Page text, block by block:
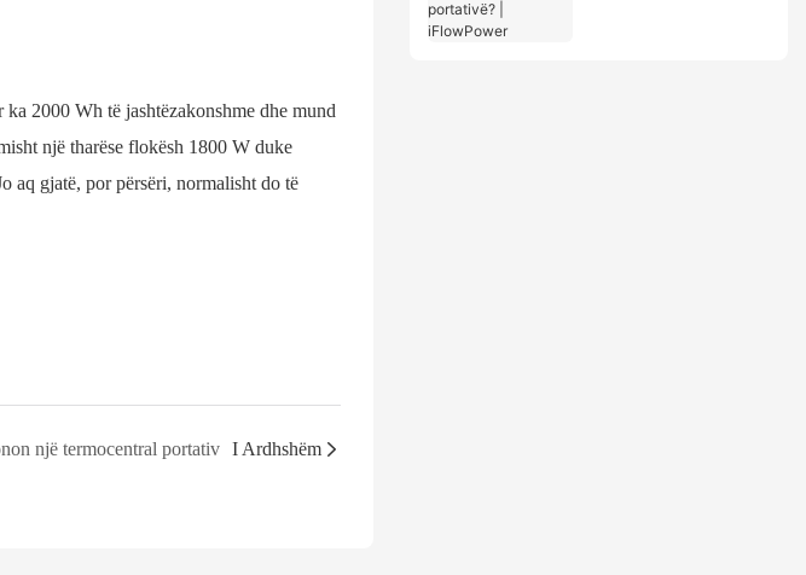
2000 Wh të jashtëzakonshme dhe mund
një tharëse flokësh 1800 W duke
aq gjatë, por përsëri, normalisht do të
një termocentral portativ I Ardhshëm